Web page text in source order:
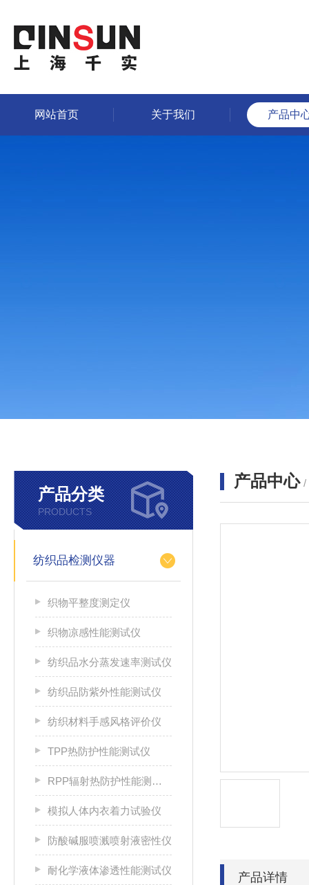
网站首页 关于我们 产品中
产品分类
PRODUCTS
纺织品检测仪器
织物平整度测定仪
织物凉感性能测试仪
纺织品水分蒸发速率测试仪
纺织品防紫外性能测试仪
纺织材料手感风格评价仪
TPP热防护性能测试仪
RPP辐射热防护性能测试仪
模拟人体内衣着力试验仪
防酸碱服喷溅喷射液密性仪
耐化学液体渗透性能测试仪
产品中心 /
产品详情